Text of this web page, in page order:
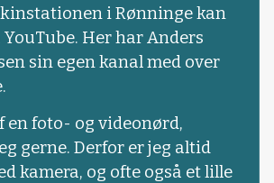
i Rønninge kan
Her har Anders
sin egen kanal med over
en foto- og videonørd,
gerne. Derfor er jeg altid
kamera, og ofte også et lille